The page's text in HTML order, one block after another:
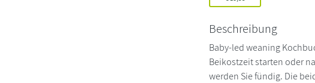
Beschreibung
Baby-led weaning
Beikostzeit starten oder
werden Sie fündig. Die